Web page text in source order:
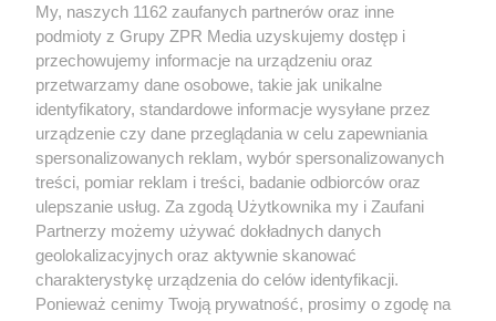
Żaden utwór zamieszczony w serwisie nie może być powielany i
rozpowszechniany lub dalej rozpowszechniany w jakikolwiek sposób (w
tym także elektroniczny lub mechaniczny) na jakimkolwiek polu
eksploatacji w jakiejkolwiek formie, włącznie z umieszczaniem w Internecie
bez pisemnej zgody właściciela praw. Jakiekolwiek użycie lub
wykorzystanie utworów w całości lub w części z naruszeniem prawa, tzn.
bez właściwej zgody, jest zabronione pod groźbą kary i może być ścigane
prawnie.
O nas
My, naszych 1162 zaufanych partnerów oraz inne
podmioty z Grupy ZPR Media uzyskujemy dostęp i
przechowujemy informacje na urządzeniu oraz
przetwarzamy dane osobowe, takie jak unikalne
identyfikatory, standardowe informacje wysyłane przez
urządzenie czy dane przeglądania w celu zapewniania
spersonalizowanych reklam, wybór spersonalizowanych
treści, pomiar reklam i treści, badanie odbiorców oraz
ulepszanie usług. Za zgodą Użytkownika my i Zaufani
Partnerzy możemy używać dokładnych danych
geolokalizacyjnych oraz aktywnie skanować
charakterystykę urządzenia do celów identyfikacji.
Ponieważ cenimy Twoją prywatność, prosimy o zgodę na